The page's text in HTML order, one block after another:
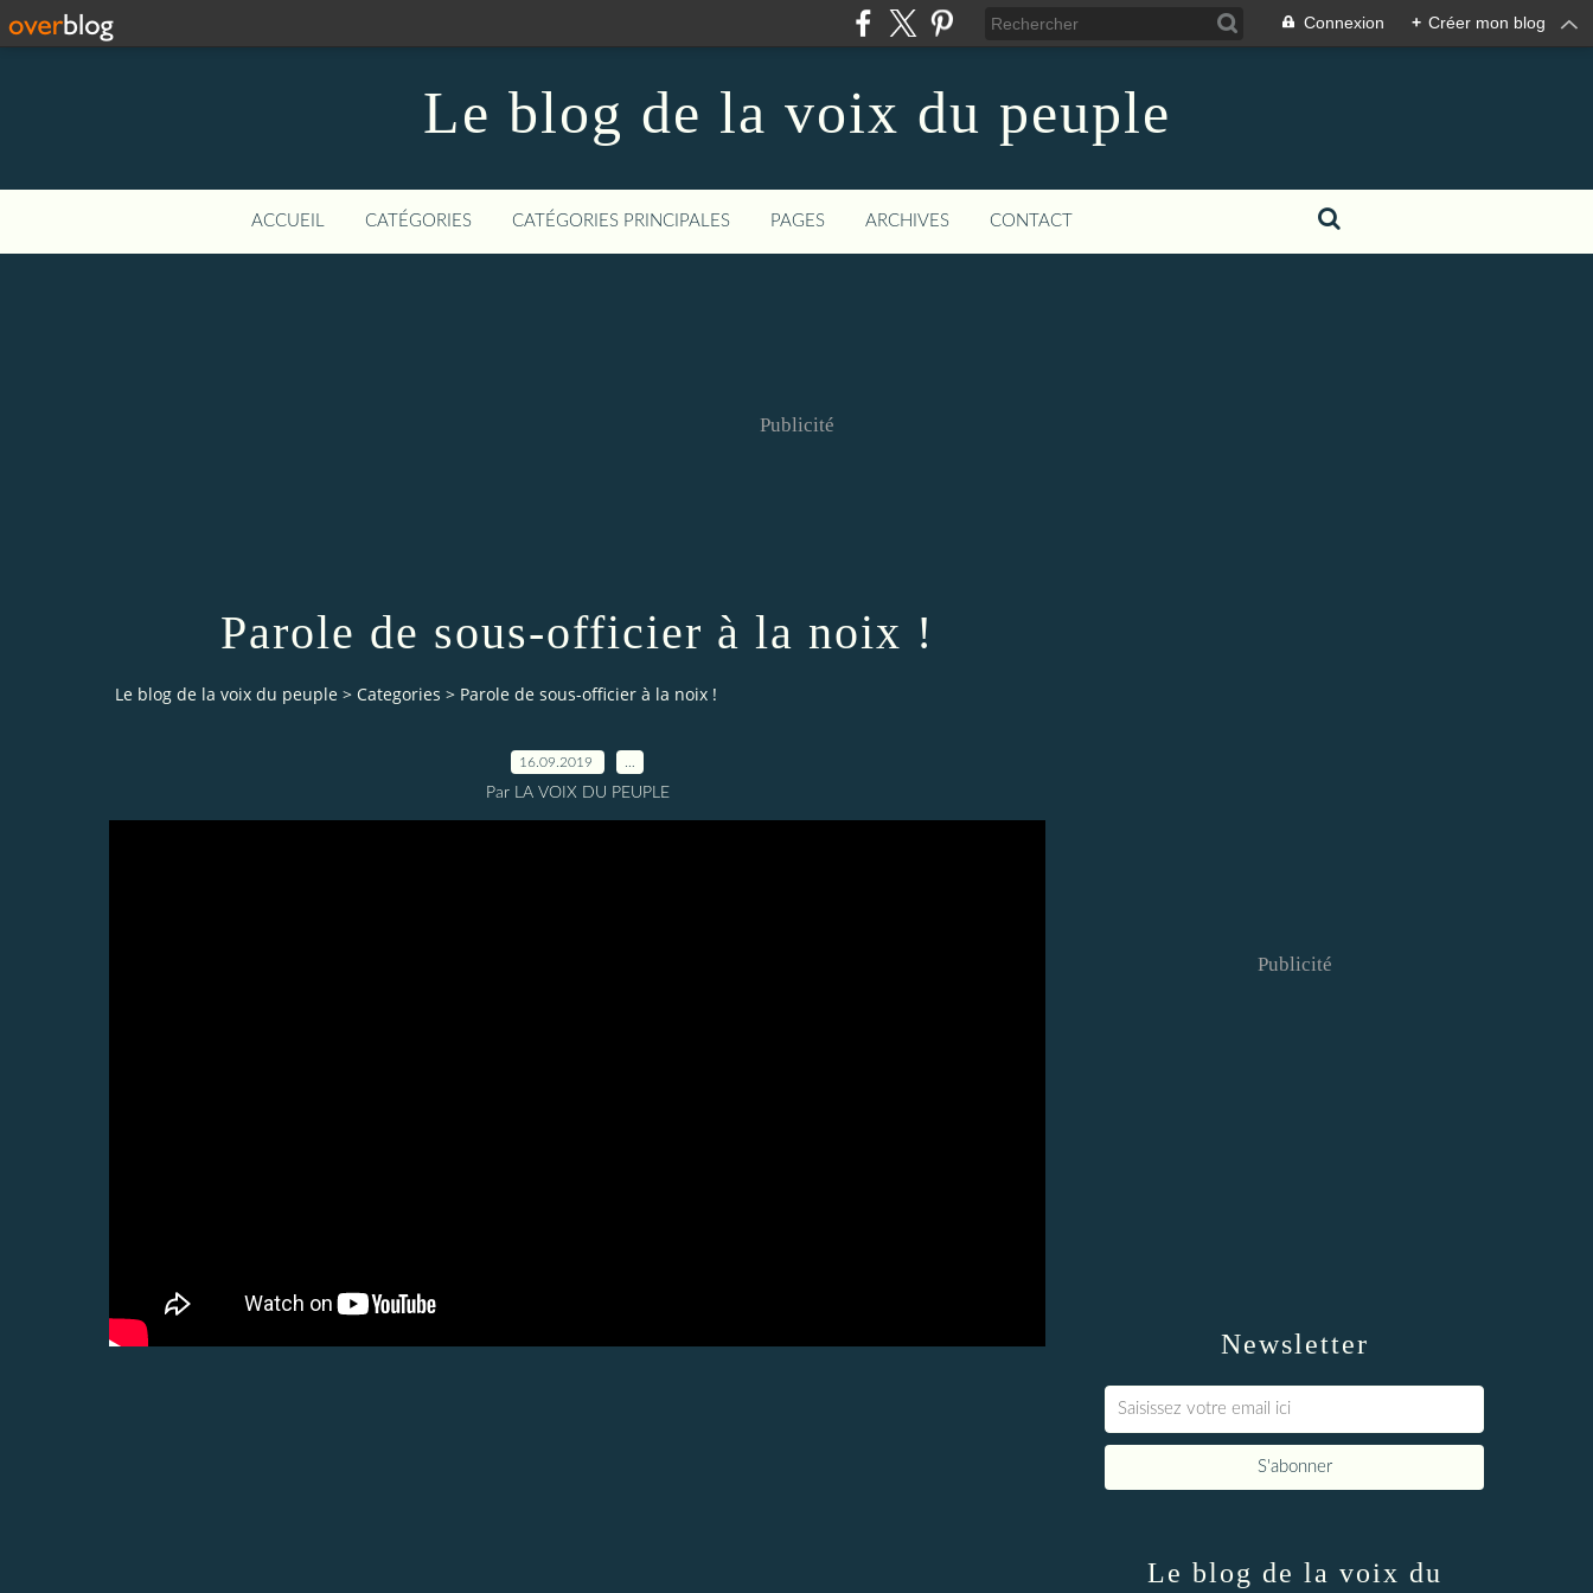
Connexion + Créer mon blog
Le blog de la voix du peuple
ACCUEIL CATÉGORIES CATÉGORIES PRINCIPALES PAGES ARCHIVES CONTACT
Publicité
Parole de sous-officier à la noix !
Le blog de la voix du peuple > Categories > Parole de sous-officier à la noix !
16.09.2019
Par LA VOIX DU PEUPLE
Newsletter
Publicité
Le blog de la voix du